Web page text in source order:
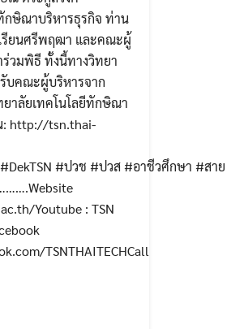
กษิณาบริหารธุรกิจ ท่าน
รียนศรีพฤฒา และคณะผู้
ร่วมพิธี ทั้งนี้ทางวิทยา
บคณะผู้บริหารจาก
าลัยเทคโนโลยีทักษิณา
: http://tsn.thai-
#ปวช #ปวส #อาชีวศึกษา #สาย
Youtube : TSN
TSNTHAITECHCall